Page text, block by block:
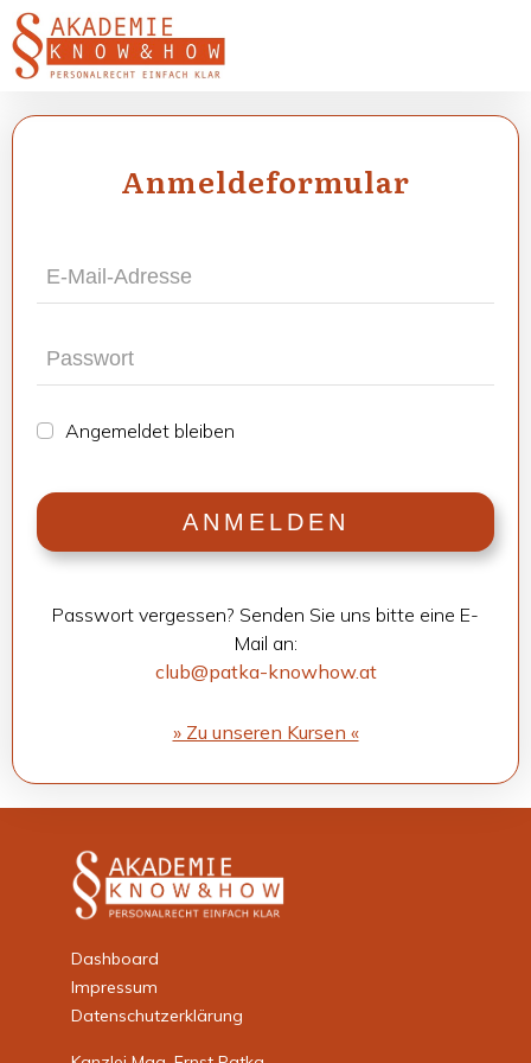
Anmel­de­for­mu­lar
Ange­mel­det blei­ben
ANMEL­DEN
Pass­wort ver­ges­sen? Sen­den Sie uns bitte eine E-
Mail an:
club@patka-knowhow.at
» Zu unse­ren Kur­sen «
Dashboard
Impressum
Datenschutzerklärung